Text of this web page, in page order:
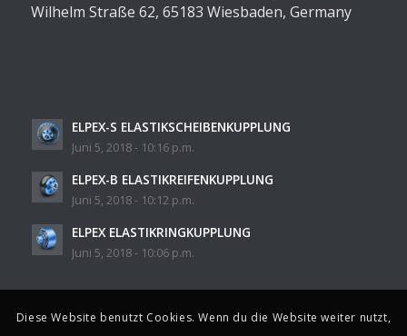
Wilhelm Straße 62, 65183 Wiesbaden, Germany
ELPEX-S ELASTIKSCHEIBENKUPPLUNG
Juni 5, 2018 - 10:16 p.m.
ELPEX-B ELASTIKREIFENKUPPLUNG
Juni 5, 2018 - 10:12 p.m.
ELPEX ELASTIKRINGKUPPLUNG
Juni 5, 2018 - 10:06 p.m.
Diese Website benutzt Cookies. Wenn du die Website weiter nutzt,